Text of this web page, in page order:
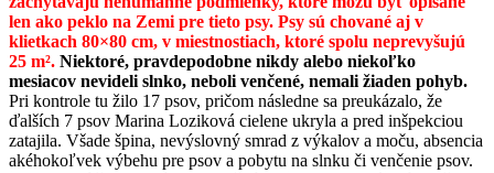
len ako peklo na Zemi pre tieto psy. Psy sú chované aj v
klietkach 80×80 cm, v miestnostiach, ktoré spolu neprevyšujú
25 m². Niektoré, pravdepodobne nikdy alebo niekoľko
mesiacov nevideli slnko, neboli venčené, nemali žiaden pohyb.
Pri kontrole tu žilo 17 psov, pričom následne sa preukázalo, že
ďalších 7 psov Marina Loziková cielene ukryla a pred inšpekciou
zatajila. Všade špina, nevýslovný smrad z výkalov a moču, absencia
akéhokoľvek výbehu pre psov a pobytu na slnku či venčenie psov.